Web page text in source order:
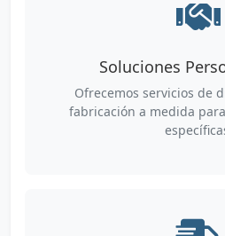
Soluciones
Ofrecemos servicios de
fabricación a medida